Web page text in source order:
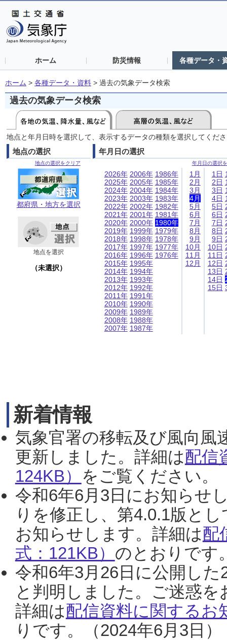
ホーム 防災情報 各種データ・
ホーム > 各種データ・資料 > 過去の気象データ検索
過去の気象データ検索
地点と年月日時を選択して、表示するデータの種類を選択してくだ
地点の選択
地点の選択をクリア
都府県・地方を選択
地点を選択
（未選択）
年月日の選択
年月日の選択
2026年
2025年
2024年
2023年
2022年
2021年
2020年
2019年
2018年
2017年
2016年
2015年
2014年
2013年
2012年
2011年
2010年
2009年
2008年
2007年
2006年
2005年
2004年
2003年
2002年
2001年
2000年
1999年
1998年
1997年
1996年
1995年
1994年
1993年
1992年
1991年
1990年
1989年
1988年
1987年
1986年
1985年
1984年
1983年
1982年
1981年
1980年
1979年
1978年
1977年
1976年
1月
2月
3月
4月
5月
6月
7月
8月
9月
10月
11月
12月
1日
2日
3日
4日
5日
6日
7日
8日
9日
10日
11日
12日
13日
14日
15日
新着情報
気象官署の移転及び風向風
更新しました。詳細は配信
124KB） をご覧ください。
令和6年6月3日にお知らせ
りを修正し、第4.0.1版と
お知らせします。詳細は配
式：121KB） のとおりです
令和6年3月26日に公開し
と判明しました。ご迷惑
詳細は配信資料に関するお
りです。（2024年6月3日）